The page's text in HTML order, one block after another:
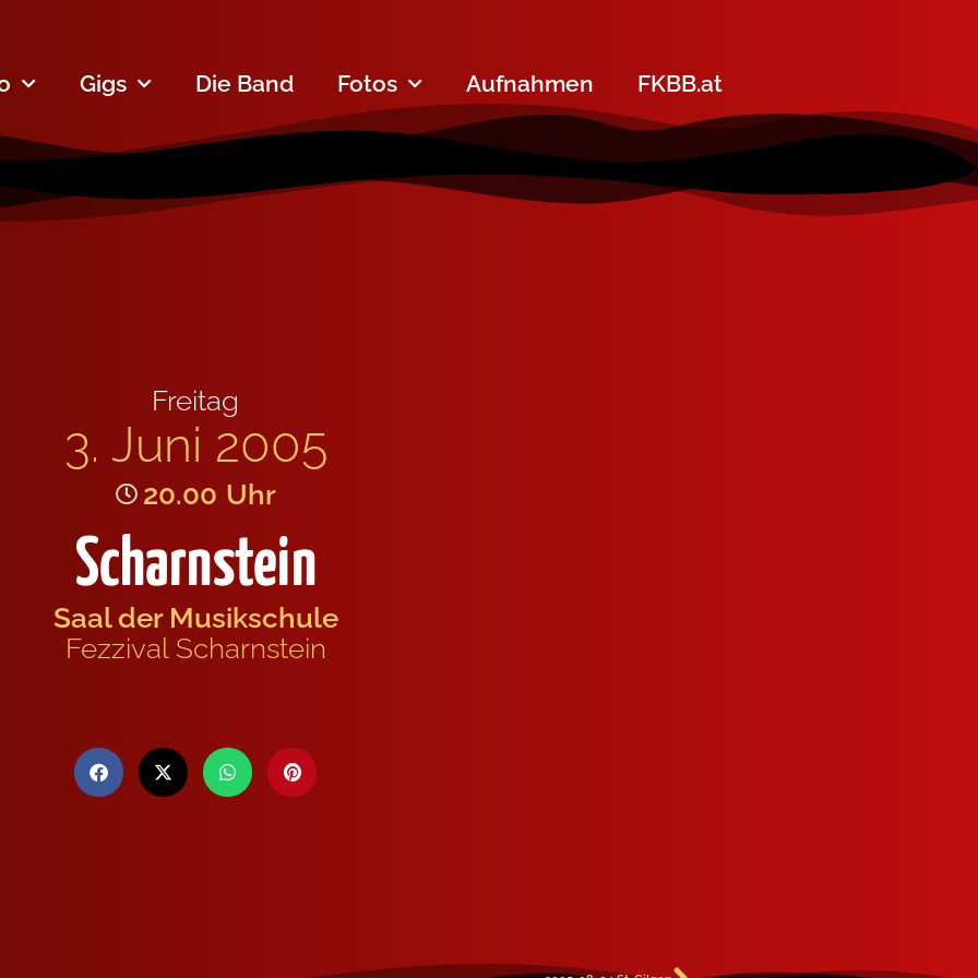
Gigs Die Band Fotos Aufnahmen FKBB.at
Freitag
3. Juni 2005
20.00 Uhr
Scharnstein
Saal der Musikschule
Fezzival Scharnstein